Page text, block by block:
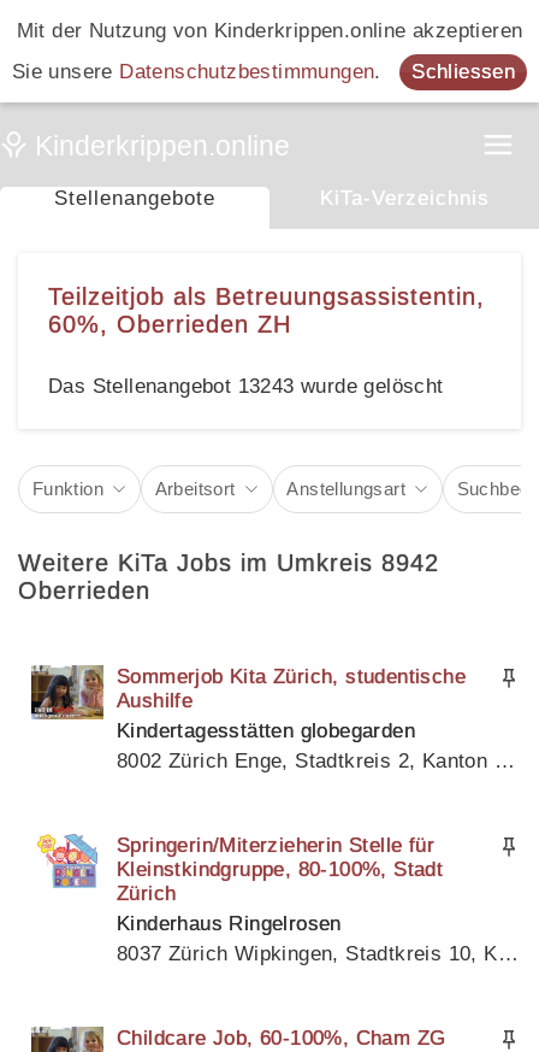
Mit der Nutzung von Kinderkrippen.online akzeptieren
Sie unsere Datenschutzbestimmungen. Schliessen
Stellenangebote KiTa-Verzeichnis
Teilzeitjob als Betreuungsassistentin,
60%, Oberrieden ZH
Das Stellenangebot 13243 wurde gelöscht
Funktion Arbeitsort Anstellungsart
Weitere KiTa Jobs im Umkreis 8942
Oberrieden
Sommerjob Kita Zürich, studentische
Aushilfe
Kindertagesstätten globegarden
8002 Zürich Enge, Stadtkreis 2, Kanton Zürich
Springerin/Miterzieherin Stelle für
Kleinstkindgruppe, 80-100%, Stadt
Zürich
Kinderhaus Ringelrosen
8037 Zürich Wipkingen, Stadtkreis 10, Kanton Zürich
Childcare Job, 60-100%, Cham ZG